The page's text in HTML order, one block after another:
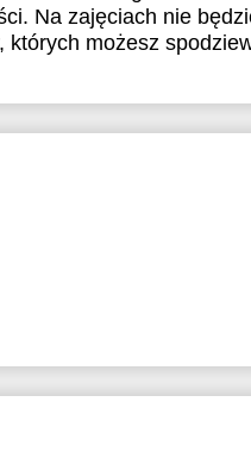
Na zajęciach nie
których możesz